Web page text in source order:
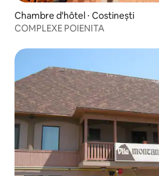
Chambre d'hôtel ⋅ Costinești
COMPLEXE POIENITA